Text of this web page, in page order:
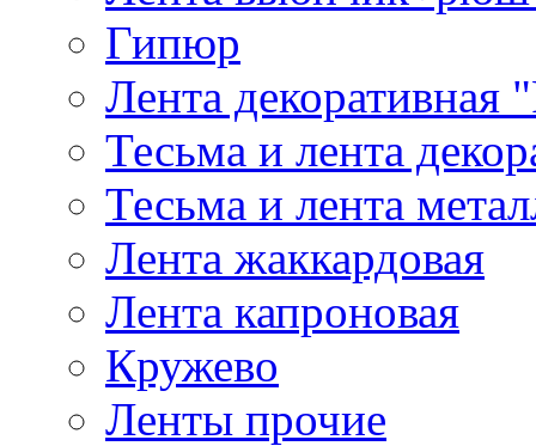
Гипюр
Лента декоративная
Тесьма и лента
Тесьма и лента
Лента жаккардовая
Лента капроновая
Кружево
Ленты прочие